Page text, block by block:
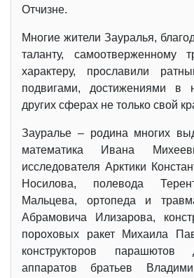
Отчизне.
Многие жители Зауралья,
таланту, самоотверженному
характеру, прославили
подвигами, достижениями в
других сферах не только свой
Зауралье – родина многих
математика Ивана
исследователя Арктики
Носилова, полевода
Мальцева, ортопеда и
Абрамовича Илизарова,
пороховых ракет Михаила
конструкторов парашютов
аппаратов братьев